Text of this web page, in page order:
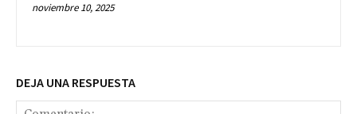
noviembre 10, 2025
DEJA UNA RESPUESTA